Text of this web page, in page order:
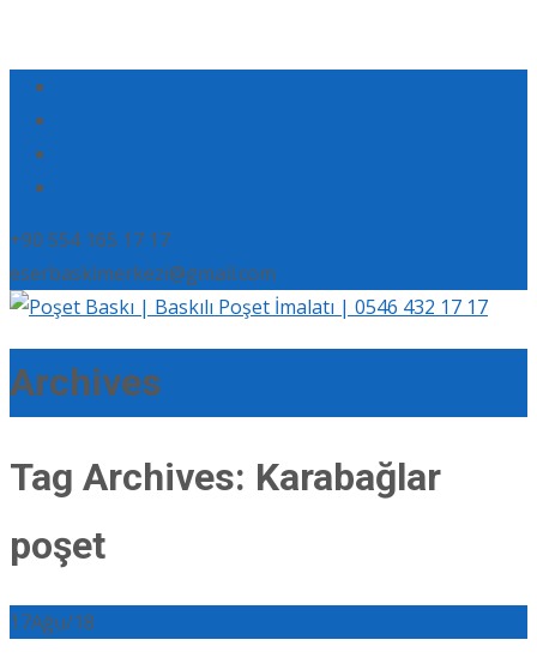
+90 554 165 17 17
eserbaskimerkezi@gmail.com
Archives
Tag Archives: Karabağlar
poşet
17Ağu/18